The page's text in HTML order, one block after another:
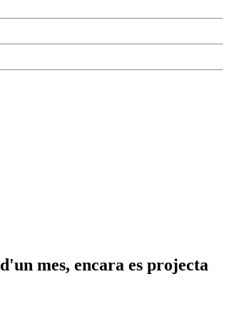
mes, encara es projecta